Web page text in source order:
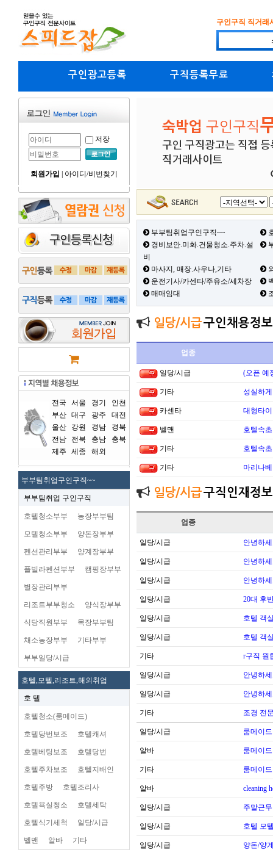
구인구직 직거래
구인광고등록 구직등록무료
저장
회원가입 아이디/비번찾기
전국 서울 경기
인천
부산 대구 광주
대전
울산
강원 경남
경북
전남
전북 충남
충북
제주
세종 해외
부부팀취업구인구직~~
부부팀취업 구인구직
호텔청소부부 농장부부팀
모텔청소부부 양돈장부부
펜션관리부부 양계장부부
플빌라펜션부부 캠핑장부부
별장관리부부
리조트부부청소 양식장부부
식당직원부부 목장부부팀
채소농장부부 기타부부
부부일당/시급
호텔,모텔,리조트,해외취업
호 텔
호텔청소(룸메이드)
호텔당번보조 호텔캐셔
호텔베팅보조 호텔당번
호텔주차보조 호텔지배인
호텔주방 호텔조리사
호텔욕실청소 호텔세탁
호텔식기세척 일당/시급
벨맨 알바 기타
부부팀취업구인구직~~
경비보안.미화.건물청소.주차.설
비
마사지, 매장.사우나,기타
운전기사/카센타/주유소/세차장
매매임대
일당/시급구인채용정보
업종
일당/시급 (오픈 예
기타 성실하
카센타 대형타
벨맨 호텔속
기타 호텔속
기타 마리나
일당/시급구직인재정보
업종
일당/시급 안녕하
일당/시급 안녕하
일당/시급 안녕하
일당/시급 20대 후
일당/시급 호텔 객
일당/시급 호텔 객
기타 r구직 원
일당/시급 안녕하
일당/시급 안녕하
기타 조경 전
일당/시급 룸메이
알바 룸메이
기타 룸메이
알바 cleaning
일당/시급 주말근
일당/시급 호텔 모
일당/시급 양돈/양